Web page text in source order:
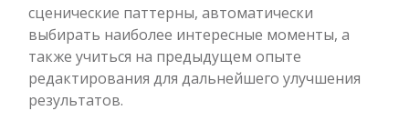
сценические паттерны, автоматически
выбирать наиболее интересные моменты, а
также учиться на предыдущем опыте
редактирования для дальнейшего улучшения
результатов.